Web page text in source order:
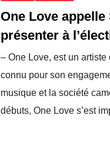
One Love appelle
présenter à
de 2025 dans
– One Love, est un
connu pour son
musique et la société
débuts, One Love s’est